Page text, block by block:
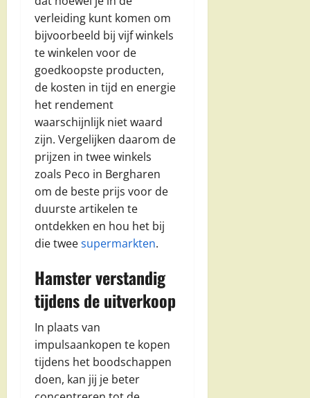
verleiding kunt komen om
bijvoorbeeld bij vijf winkels
te winkelen voor de
goedkoopste producten,
de kosten in tijd en energie
het rendement
waarschijnlijk niet waard
zijn. Vergelijken daarom de
prijzen in twee winkels
zoals Peco in Bergharen
om de beste prijs voor de
duurste artikelen te
ontdekken en hou het bij
die tweesupermarkten.
Hamster verstandig
tijdens de uitverkoop
In plaats van
impulsaankopen te kopen
tijdens het boodschappen
doen, kan jij je beter